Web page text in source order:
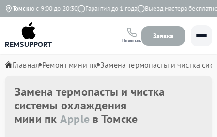
Томскс 9:00 до 20:30 Гарантия до 1 года Выезд мастера бесплатно
REMSUPPORT Позвонить
Заявка
Главная Ремонт мини пк Замена термопасты и чистка
Замена термопасты и чистка
системы охлаждения
мини пк Apple в Томске